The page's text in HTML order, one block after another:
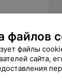
файлов
файлы
сайта,